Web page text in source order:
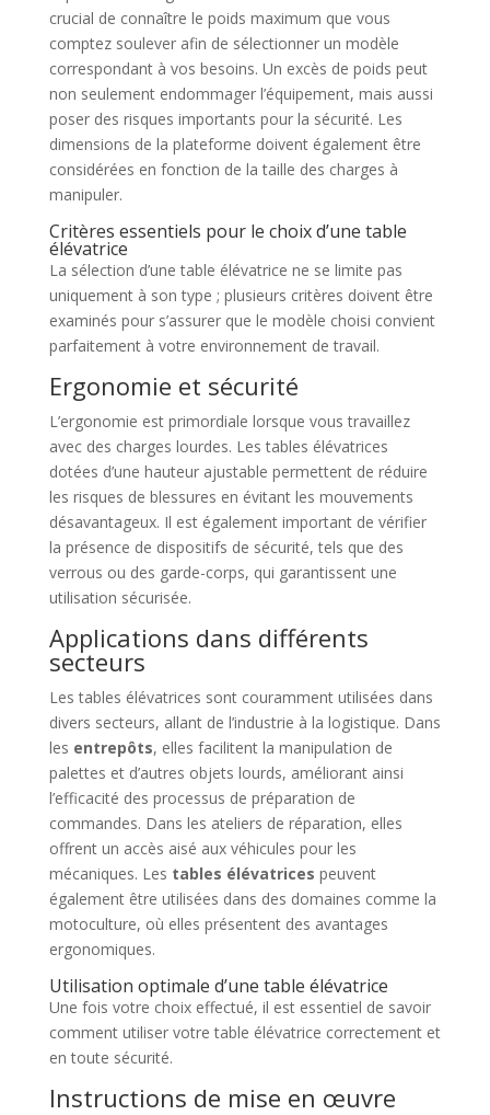
crucial de connaître le poids maximum que vous
comptez soulever afin de sélectionner un modèle
correspondant à vos besoins. Un excès de poids peut
non seulement endommager l’équipement, mais aussi
poser des risques importants pour la sécurité. Les
dimensions de la plateforme doivent également être
considérées en fonction de la taille des charges à
manipuler.
Critères essentiels pour le choix d’une table
élévatrice
La sélection d’une table élévatrice ne se limite pas
uniquement à son type ; plusieurs critères doivent être
examinés pour s’assurer que le modèle choisi convient
parfaitement à votre environnement de travail.
Ergonomie et sécurité
L’ergonomie est primordiale lorsque vous travaillez
avec des charges lourdes. Les tables élévatrices
dotées d’une hauteur ajustable permettent de réduire
les risques de blessures en évitant les mouvements
désavantageux. Il est également important de vérifier
la présence de dispositifs de sécurité, tels que des
verrous ou des garde-corps, qui garantissent une
utilisation sécurisée.
Applications dans différents
secteurs
Les tables élévatrices sont couramment utilisées dans
divers secteurs, allant de l’industrie à la logistique. Dans
les entrepôts, elles facilitent la manipulation de
palettes et d’autres objets lourds, améliorant ainsi
l’efficacité des processus de préparation de
commandes. Dans les ateliers de réparation, elles
offrent un accès aisé aux véhicules pour les
mécaniques. Les tables élévatrices peuvent
également être utilisées dans des domaines comme la
motoculture, où elles présentent des avantages
ergonomiques.
Utilisation optimale d’une table élévatrice
Une fois votre choix effectué, il est essentiel de savoir
comment utiliser votre table élévatrice correctement et
en toute sécurité.
Instructions de mise en œuvre